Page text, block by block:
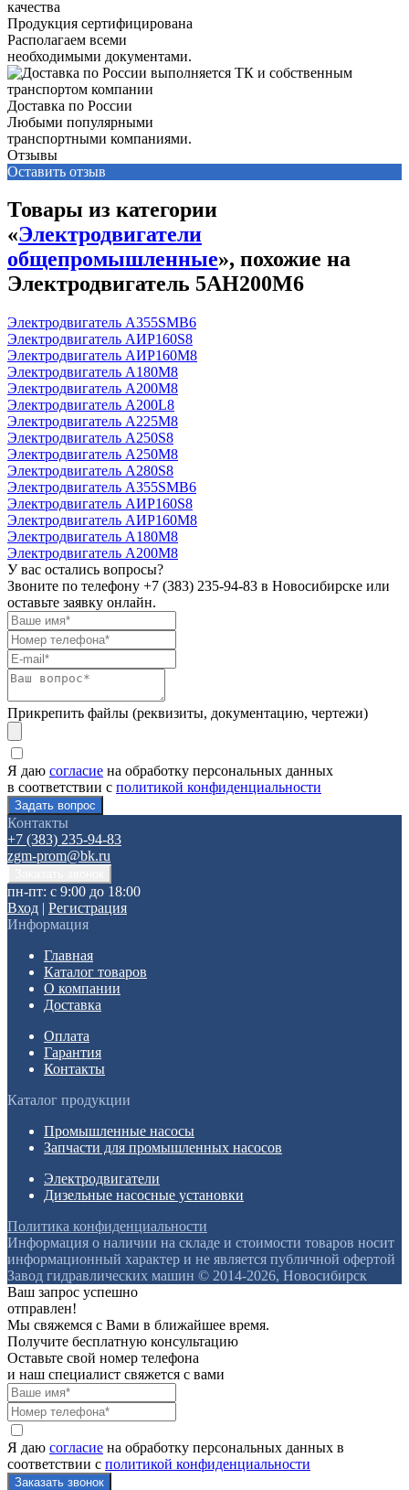
Продукция сертифицирована
Располагаем всеми
необходимыми документами.
Доставка по России
Любыми популярными
транспортными компаниями.
Отзывы
Оставить отзыв
Товары из категории
«Электродвигатели
общепромышленные», похожие на
Электродвигатель 5АН200М6
Электродвигатель А355SМВ6
Электродвигатель АИР160S8
Электродвигатель АИР160М8
Электродвигатель А180М8
Электродвигатель А200М8
Электродвигатель А200L8
Электродвигатель А225М8
Электродвигатель А250S8
Электродвигатель А250М8
Электродвигатель А280S8
Электродвигатель А355SМВ6
Электродвигатель АИР160S8
Электродвигатель АИР160М8
Электродвигатель А180М8
Электродвигатель А200М8
У вас остались вопросы?
Звоните по телефону +7 (383) 235-94-83 в Новосибирске или
оставьте заявку онлайн.
Прикрепить файлы (реквизиты, документацию, чертежи)
Я даю согласие на обработку персональных данных
в соответствии с политикой конфиденциальности
Контакты
+7 (383) 235-94-83
zgm-prom@bk.ru
пн-пт: с 9:00 до 18:00
Вход | Регистрация
Информация
Главная
Каталог товаров
О компании
Доставка
Оплата
Гарантия
Контакты
Каталог продукции
Промышленные насосы
Запчасти для промышленных насосов
Электродвигатели
Дизельные насосные установки
Политика конфиденциальности
Информация о наличии на складе и стоимости товаров носит
информационный характер и не является публичной офертой
Завод гидравлических машин © 2014-2026, Новосибирск
Ваш запрос успешно
отправлен!
Мы свяжемся с Вами в ближайшее время.
Получите бесплатную консультацию
Оставьте свой номер телефона
и наш специалист свяжется с вами
Я даю согласие на обработку персональных данных в
соответствии с политикой конфиденциальности